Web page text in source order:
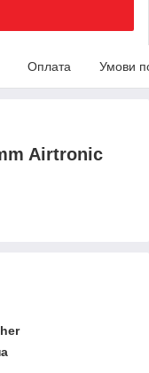
Оплата Умови
Airtronic